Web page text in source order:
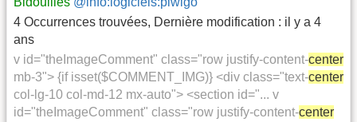
4 Occurrences trouvées, Dernière modification : il y a 4
ans
v id="theImageComment" class="row justify-content-center
mb-3"> {if isset($COMMENT_IMG)} <div class="text-center
col-lg-10 col-md-12 mx-auto"> <section id="... v
id="theImageComment" class="row justify-content-center